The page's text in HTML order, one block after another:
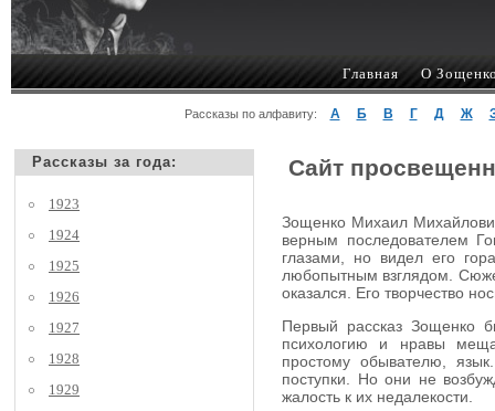
Главная О
Рассказы по алфавиту: А Б В Г Д Ж
Рассказы за года:
1923
1924
1925
1926
1927
1928
1929
Сайт
Зощенко Михаил
верным последователем
глазами, но видел его
любопытным взглядом.
оказался. Его творчество
Первый рассказ Зощенко
психологию и нравы
простому обывателю,
поступки. Но они не
жалость к их недалекости.